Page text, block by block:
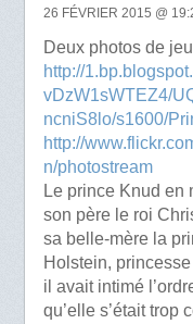
26 FÉVRIER 2015 @
Deux photos de
http://
vDzW1sWTEZ4/
ncniS8lo/s1600/
http://
n/photostream
Le prince Knud en
son père le roi
sa belle-mère la
Holstein,
il avait intimé
qu’elle s’était trop